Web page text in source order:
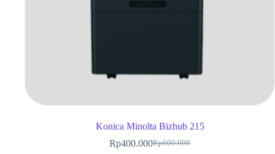
Konica Minolta Bizhub 215
Rp600.000
Rp400.000